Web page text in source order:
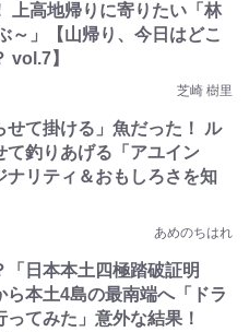
上高地帰りに寄りたい「林
～」【山帰り、今日はどこ
vol.7】
芝崎 樹里
せて掛ける」魚だった！ ル
て釣りあげる「アユイン
ナリティ＆おもしろさを知
あめのちはれ
「日本本土四極踏破証明
ら本土4島の最南端へ「ドラ
ってみた」意外な結果！